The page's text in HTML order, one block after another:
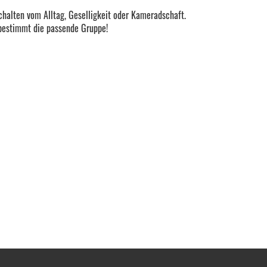
vom Alltag, Geselligkeit oder Kameradschaft.
die passende Gruppe!